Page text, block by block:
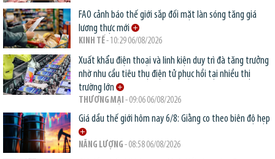
FAO cảnh báo thế giới sắp đối mặt làn sóng tăng giá
lương thực mới
KINH TẾ- 10:29 06/08/2026
Xuất khẩu điện thoại và linh kiện duy trì đà tăng trưởng
nhờ nhu cầu tiêu thụ điện tử phục hồi tại nhiều thị
trường lớn
THƯƠNG MẠI - 09:06 06/08/2026
Giá dầu thế giới hôm nay 6/8: Giằng co theo biên độ hẹp
NĂNG LƯỢNG - 08:58 06/08/2026